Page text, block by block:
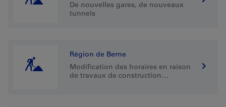
De nouvelles gares, de nouveaux
tunnels
Région de Berne
Modification des horaires en raison
de travaux de construction